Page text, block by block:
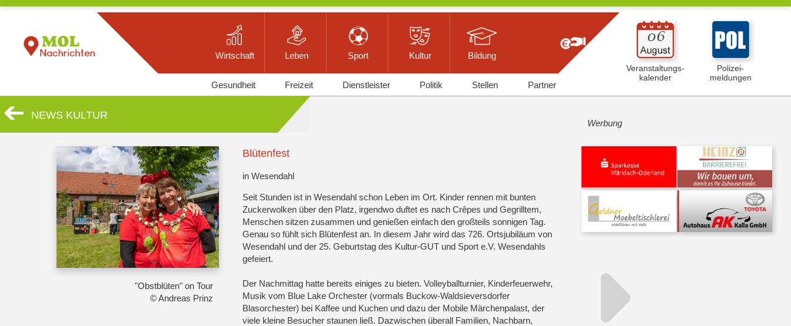
Wirtschaft Leben Sport Kultur Bildung
Veranstaltungs-
kalender
Polizei-
meldungen
Gesundheit Freizeit Dienstleister Politik Stellen Partner
NEWS KULTUR
"Obstblüten" on Tour
© Andreas Prinz
Blütenfest
in Wesendahl
Seit Stunden ist in Wesendahl schon Leben im Ort. Kinder rennen mit bunten
Zuckerwolken über den Platz, irgendwo duftet es nach Crêpes und Gegrilltem,
Menschen sitzen zusammen und genießen einfach den großteils sonnigen Tag.
Genau so fühlt sich Blütenfest an. In diesem Jahr wird das 726. Ortsjubiläum von
Wesendahl und der 25. Geburtstag des Kultur-GUT und Sport e.V. Wesendahls
gefeiert.
Der Nachmittag hatte bereits einiges zu bieten. Volleyballturnier, Kinderfeuerwehr,
Musik vom Blue Lake Orchester (vormals Buckow-Waldsieversdorfer
Blasorchester) bei Kaffee und Kuchen und dazu der Mobile Märchenpalast, der
viele kleine Besucher staunen ließ. Dazwischen überall Familien, Nachbarn,
Werbung